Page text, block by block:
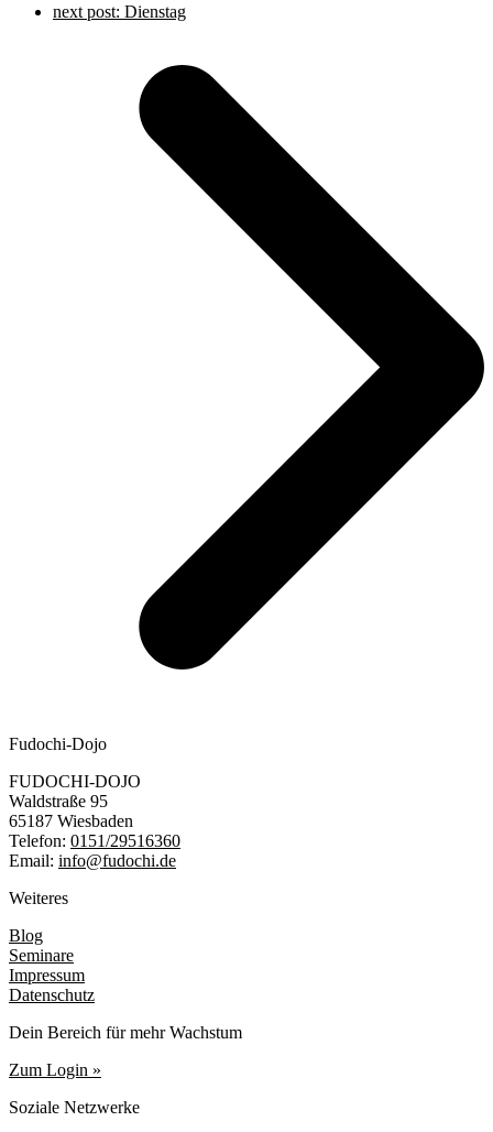
next post: Dienstag
Fudochi-Dojo
FUDOCHI-DOJO
Waldstraße 95
65187 Wiesbaden
Telefon: 0151/29516360
Email: info@fudochi.de
Weiteres
Blog
Seminare
Impressum
Datenschutz
Dein Bereich für mehr Wachstum
Zum Login »
Soziale Netzwerke